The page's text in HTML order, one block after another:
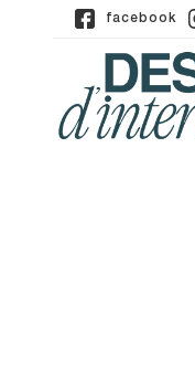
facebook